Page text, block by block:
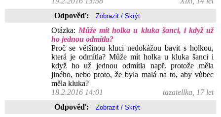
Odpověď:
Otázka: Může mít holka u kluka šanci, i když už
ho jednou odmítla?
Proč se většinou kluci nedokážou bavit s holkou,
která je odmítla? Může mít holka u kluka šanci i
když ho už jednou odmítla např. protože měla
jiného, nebo proto, že byla malá na to, aby vůbec
měla kluka?
18.2.2016 14:01
tazatellka, 17 let
Odpověď: